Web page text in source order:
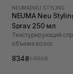
NEUMA NEU STYLING
NEUMA Neu
Spray 250 мл
Текстурирующий
объема волос
834₴1 390₴